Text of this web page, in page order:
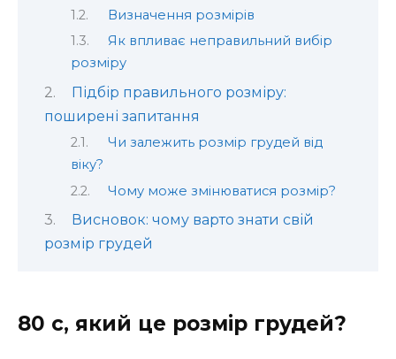
Визначення розмірів
Як впливає неправильний вибір
розміру
Підбір правильного розміру:
поширені запитання
Чи залежить розмір грудей від
віку?
Чому може змінюватися розмір?
Висновок: чому варто знати свій
розмір грудей
80 с, який це розмір грудей?